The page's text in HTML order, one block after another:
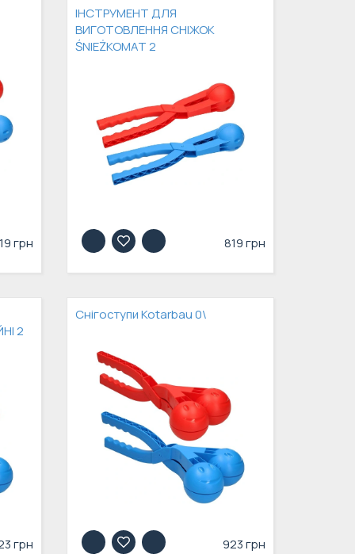
грн
ІНСТРУМЕНТ ДЛЯ
ВИГОТОВЛЕННЯ СНІЖОК
ŚNIEŻKOMAT 2
819 грн
2
грн
Снігоступи Kotarbau 0\
923 грн